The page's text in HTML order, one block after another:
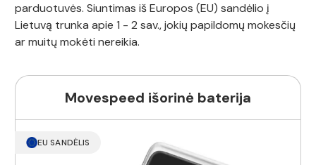
parduotuvės. Siuntimas iš Europos (EU) sandėlio į
Lietuvą trunka apie 1 - 2 sav., jokių papildomų mokesčių
ar muitų mokėti nereikia.
Movespeed išorinė baterija
EU SANDĖLIS